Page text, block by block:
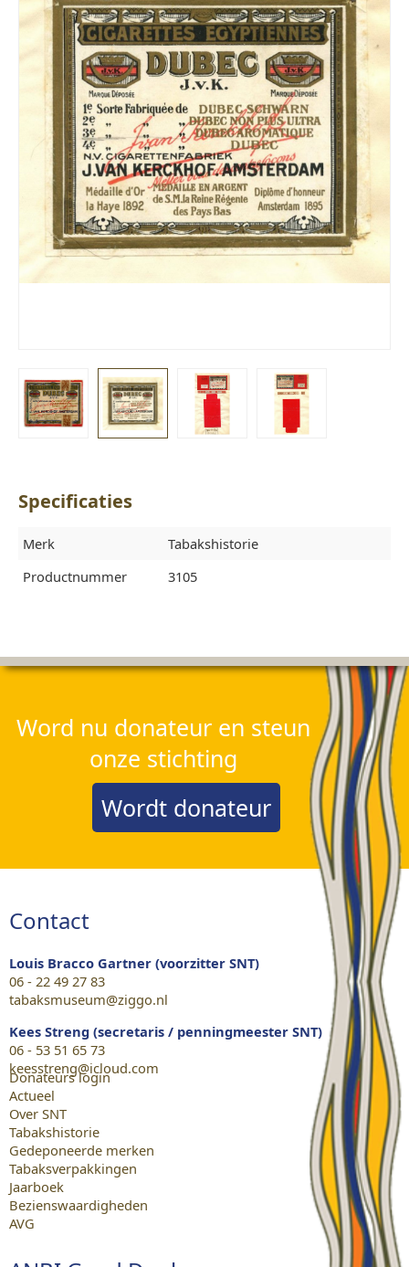
Specificaties
Merk
Tabakshistorie
Productnummer
3105
Word nu donateur en steun
onze stichting
Wordt donateur
Contact
Louis Bracco Gartner (voorzitter SNT)
06 - 22 49 27 83
tabaksmuseum@ziggo.nl
Kees Streng (secretaris / penningmeester SNT)
06 - 53 51 65 73
keesstreng@icloud.com
Donateurs login
Actueel
Over SNT
Tabakshistorie
Gedeponeerde merken
Tabaksverpakkingen
Jaarboek
Bezienswaardigheden
AVG